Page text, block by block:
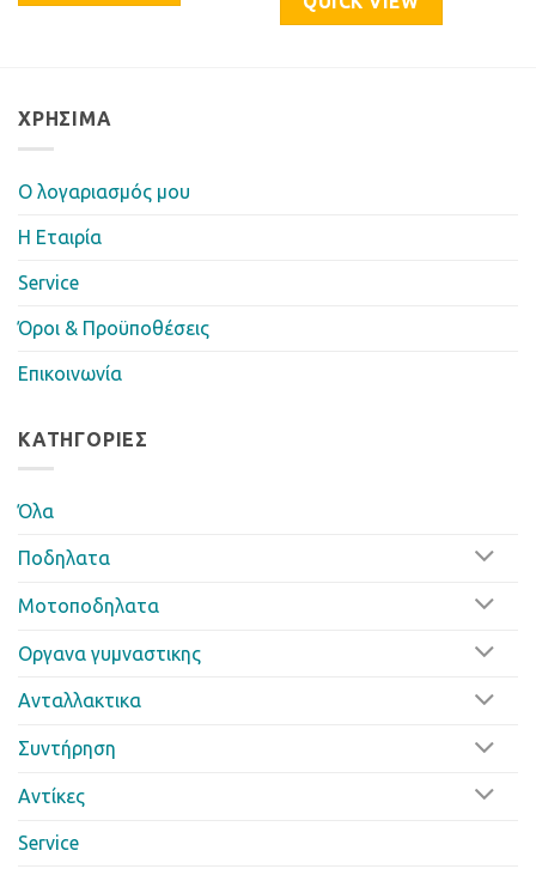
ΧΡΉΣΙΜΑ
Ο λογαριασμός μου
Η Eταιρία
Service
Όροι & Προϋποθέσεις
Επικοινωνία
ΚΑΤΗΓΟΡΊΕΣ
Όλα
Ποδηλατα
Μοτοποδηλατα
Οργανα γυμναστικης
Ανταλλακτικα
Συντήρηση
Αντίκες
Service